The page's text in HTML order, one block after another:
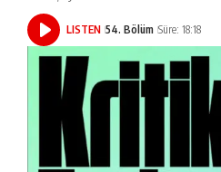
LISTEN 54. Bölüm Süre: 18:18